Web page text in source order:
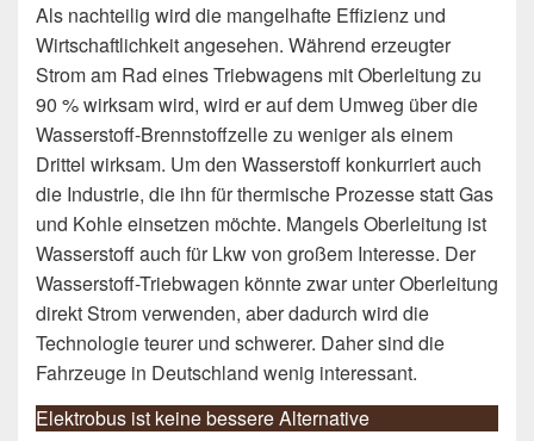
Als nachteilig wird die mangelhafte Effizienz und
Wirtschaftlichkeit angesehen. Während erzeugter
Strom am Rad eines Triebwagens mit Oberleitung zu
90 % wirksam wird, wird er auf dem Umweg über die
Wasserstoff-Brennstoffzelle zu weniger als einem
Drittel wirksam. Um den Wasserstoff konkurriert auch
die Industrie, die ihn für thermische Prozesse statt Gas
und Kohle einsetzen möchte. Mangels Oberleitung ist
Wasserstoff auch für Lkw von großem Interesse. Der
Wasserstoff-Triebwagen könnte zwar unter Oberleitung
direkt Strom verwenden, aber dadurch wird die
Technologie teurer und schwerer. Daher sind die
Fahrzeuge in Deutschland wenig interessant.
Elektrobus ist keine bessere Alternative